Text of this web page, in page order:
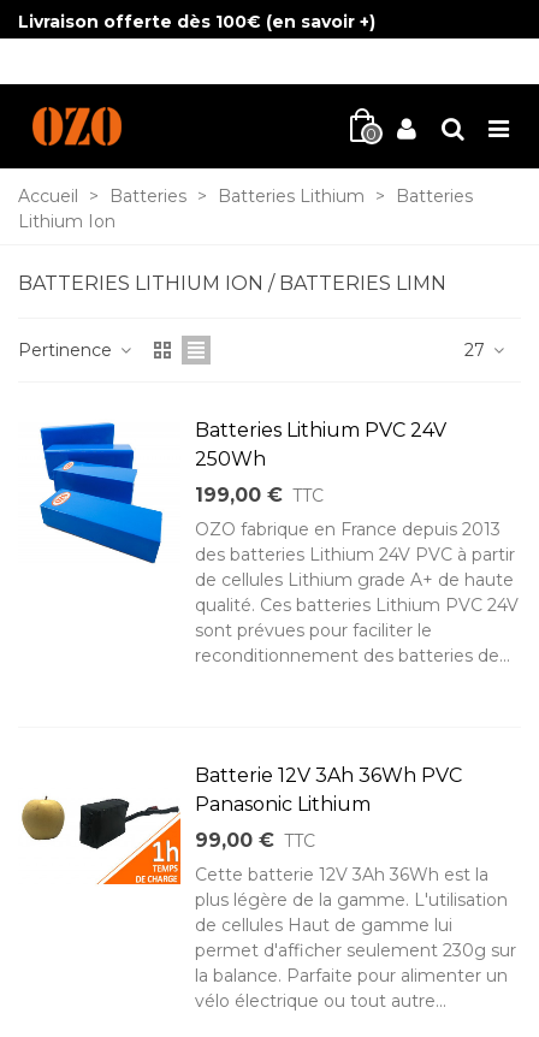
Livraison offerte dès 100€ (en savoir +)
0
Accueil > Batteries > Batteries Lithium >
Batteries
Lithium Ion
BATTERIES LITHIUM ION / BATTERIES LIMN
Pertinence 27
Batteries Lithium PVC 24V
250Wh
199,00 € TTC
OZO fabrique en France depuis 2013
des batteries Lithium 24V PVC à partir
de cellules Lithium grade A+ de haute
qualité. Ces batteries Lithium PVC 24V
sont prévues pour faciliter le
reconditionnement des batteries de...
Batterie 12V 3Ah 36Wh PVC
Panasonic Lithium
99,00 € TTC
Cette batterie 12V 3Ah 36Wh est la
plus légère de la gamme. L'utilisation
de cellules Haut de gamme lui
permet d'afficher seulement 230g sur
la balance. Parfaite pour alimenter un
vélo électrique ou tout autre...